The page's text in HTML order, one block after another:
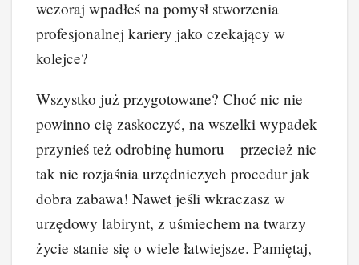
wczoraj wpadłeś na pomysł stworzenia
profesjonalnej kariery jako czekający w
kolejce?
Wszystko już przygotowane? Choć nic nie
powinno cię zaskoczyć, na wszelki wypadek
przynieś też odrobinę humoru – przecież nic
tak nie rozjaśnia urzędniczych procedur jak
dobra zabawa! Nawet jeśli wkraczasz w
urzędowy labirynt, z uśmiechem na twarzy
życie stanie się o wiele łatwiejsze. Pamiętaj,